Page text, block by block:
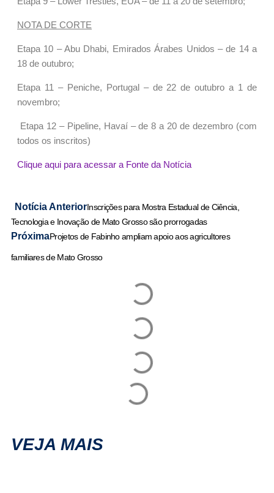
NOTA DE CORTE
Etapa 10 – Abu Dhabi, Emirados Árabes Unidos – de 14 a
18 de outubro;
Etapa 11 – Peniche, Portugal – de 22 de outubro a 1 de
novembro;
Etapa 12 – Pipeline, Havaí – de 8 a 20 de dezembro (com
todos os inscritos)
Clique aqui para acessar a Fonte da Notícia
Notícia AnteriorInscrições para Mostra Estadual de Ciência,
Tecnologia e Inovação de Mato Grosso são prorrogadas
PróximaProjetos de Fabinho ampliam apoio aos agricultores
familiares de Mato Grosso
VEJA MAIS